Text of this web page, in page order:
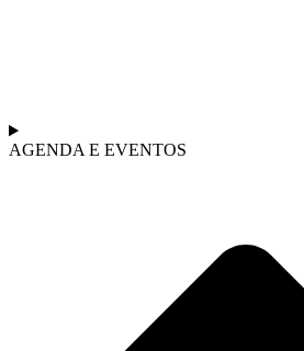
AGENDA E EVENTOS